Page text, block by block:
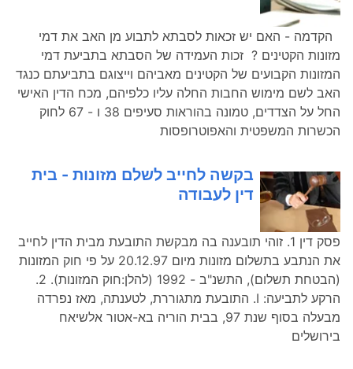
הקדמה - האם יש זכאות לסבתא לתבוע מן האב את דמי
מזונות הקטינים ? זכות העמידה של הסבתא בתביעת דמי
המזונות הקבועים של הקטינים מאביהם וייצוגם בתביעתם כנגד
האב לשם מימוש החבות החלה עליו כלפיהם, מכח הדין האישי
החל על הצדדים, טמונה בהוראות סעיפים 38 ו - 67 לחוק
הכשרות המשפטית והאפוטרופסות
בקשה לחייב לשלם מזונות - בית
דין לעבודה
פסק דין 1. זוהי תובענה בה מבקשת התובעת מבית הדין לחייב
את הנתבע בתשלום מזונות מיום 20.12.97 על פי חוק המזונות
(הבטחת תשלום), התשנ"ב - 1992 (להלן:חוק המזונות). 2.
הרקע לתביעה: I. התובעת מתגוררת, לטענתה, מאז נפרדה
מבעלה בסוף שנת 97, בבית הוריה בא-אטור אלשיאח
בירושלים